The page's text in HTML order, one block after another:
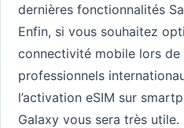
dernières fonctionnalités
Enfin, si vous souhaitez
connectivité mobile lors
professionnels
l’activation eSIM sur
Galaxy vous sera très utile.